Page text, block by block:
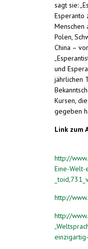
sagt sie:
Esperanto
Menschen
Polen,
China –
und
jährlichen
Kursen,
gegeben
Link zum
http://
Eine-Welt-
http://
http://